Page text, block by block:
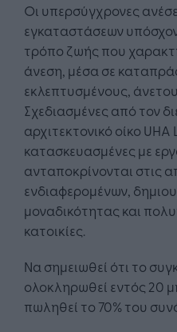
Οι υπερσύγχρονες
εγκαταστάσεων
τρόπο ζωής που
άνεση, μέσα σε
εκλεπτυσμένους,
Σχεδιασμένες από τον
αρχιτεκτονικό οίκο UHA
κατασκευασμένες με
ανταποκρίνονται στις
ενδιαφερομένων,
μοναδικότητας και
κατοικίες.
Να σημειωθεί ότι το
ολοκληρωθεί εντός 20
πωληθεί το 70% του